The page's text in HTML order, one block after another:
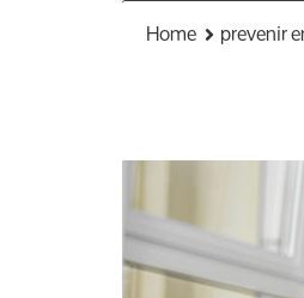
Home prevenir